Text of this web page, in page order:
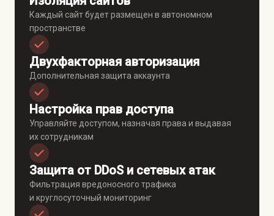
Каждый сайт будет размещен в автономном
пространстве
Двухфакторная авторизация
Дополнительная защита аккаунта
Настройка прав доступа
Управляйте доступом, назначая права и выдавая
их сотрудникам
Защита от DDoS и сетевых атак
Фильтрация вредоносного трафика
и круглосуточный мониторинг